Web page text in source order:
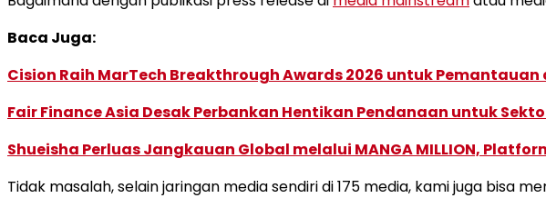
Baca Juga:
Cision Raih MarTech Breakthrough Awards 2026 untuk Pemantauan
Fair Finance Asia Desak Perbankan Hentikan Pendanaan untuk
Shueisha Perluas Jangkauan Global melalui MANGA MILLION,
Tidak masalah, selain jaringan media sendiri di 175 media, kami juga bisa